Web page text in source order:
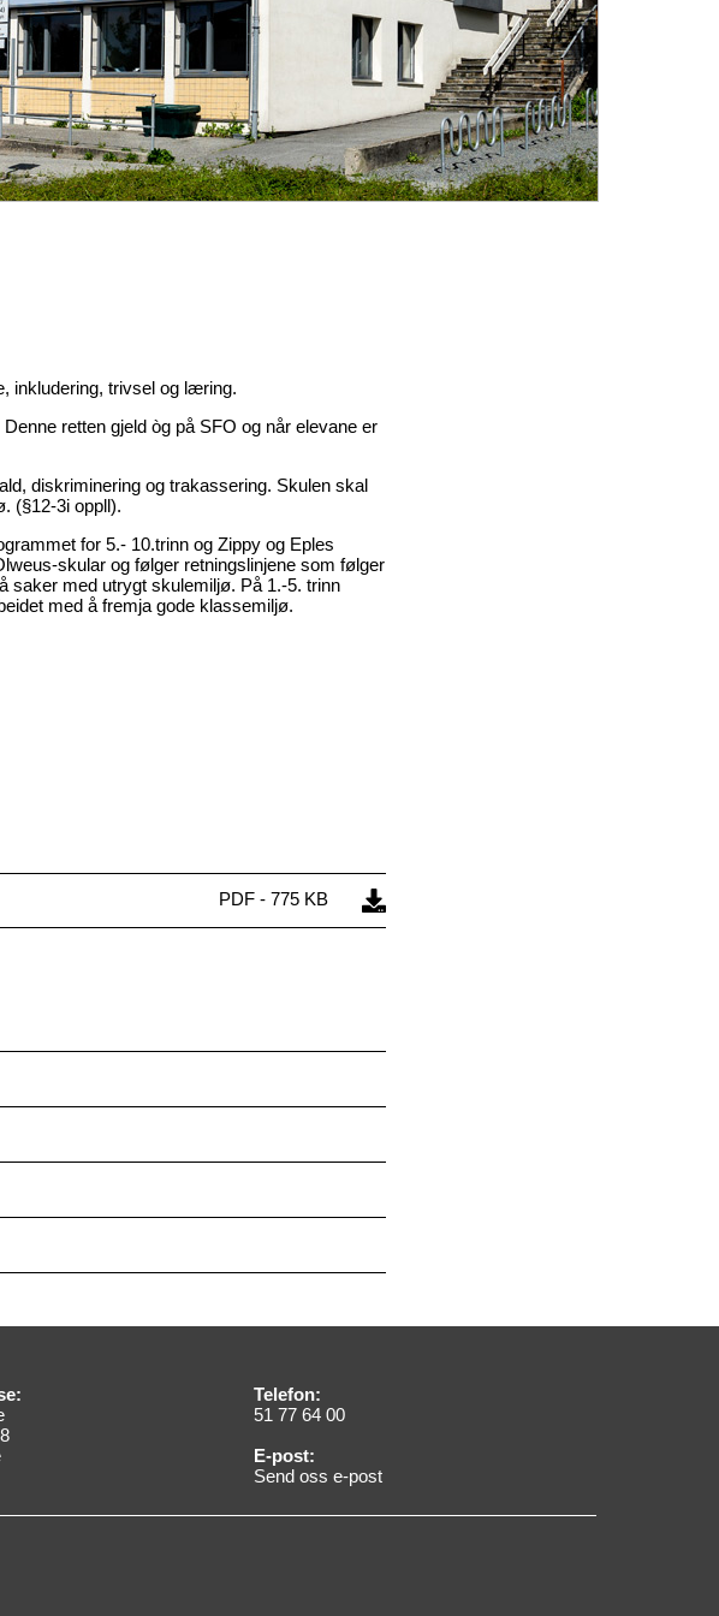
inkludering, trivsel og læring.
retten gjeld òg på SFO og når elevane er
diskriminering og trakassering. Skulen skal
(§12-3i oppll).
for 5.- 10.trinn og Zippy og Eples
skular og følger retningslinjene som følger
saker med utrygt skulemiljø. På 1.-5. trinn
med å fremja gode klassemiljø.
PDF - 775 KB
Telefon:
51 77 64 00
E-post:
Send oss e-post